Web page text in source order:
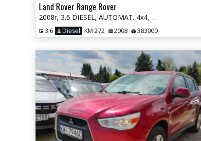
Land Rover Range Rover
2008r, 3.6 DIESEL, AUTOMAT. 4x4, Lekko uszkodzony prawy przód.
3.6 Diesel KM 272 2008 383000